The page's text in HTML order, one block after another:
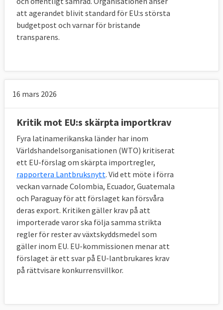
att agerandet blivit standard för EU:s största
budgetpost och varnar för bristande
transparens.
16 mars 2026
Kritik mot EU:s skärpta importkrav
Fyra latinamerikanska länder har inom
Världshandelsorganisationen (WTO) kritiserat
ett EU-förslag om skärpta importregler,
rapportera Lantbruksnytt. Vid ett möte i förra
veckan varnade Colombia, Ecuador, Guatemala
och Paraguay för att förslaget kan försvåra
deras export. Kritiken gäller krav på att
importerade varor ska följa samma strikta
regler för rester av växtskyddsmedel som
gäller inom EU. EU-kommissionen menar att
förslaget är ett svar på EU-lantbrukares krav
på rättvisare konkurrensvillkor.